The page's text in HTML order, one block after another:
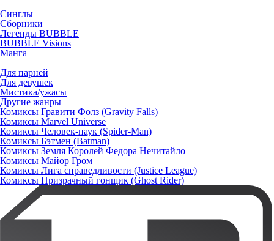
Синглы
Сборники
Легенды BUBBLE
BUBBLE Visions
Манга
Для парней
Для девушек
Мистика/ужасы
Другие жанры
Комиксы Гравити Фолз (Gravity Falls)
Комиксы Marvel Universe
Комиксы Человек-паук (Spider-Man)
Комиксы Бэтмен (Batman)
Комиксы Земля Королей Федора Нечитайло
Комиксы Майор Гром
Комиксы Лига справедливости (Justice League)
Комиксы Призрачный гонщик (Ghost Rider)